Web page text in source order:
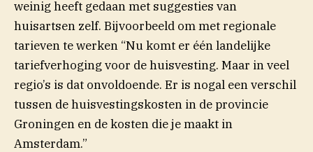
weinig heeft gedaan met suggesties van
huisartsen zelf. Bijvoorbeeld om met regionale
tarieven te werken “Nu komt er één landelijke
tariefverhoging voor de huisvesting. Maar in veel
regio’s is dat onvoldoende. Er is nogal een verschil
tussen de huisvestingskosten in de provincie
Groningen en de kosten die je maakt in
Amsterdam.”